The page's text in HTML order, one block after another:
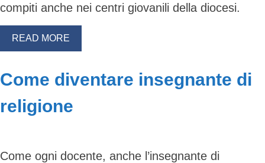
compiti anche nei centri giovanili della diocesi.
READ MORE
Come diventare insegnante di
religione
Come ogni docente, anche l’insegnante di